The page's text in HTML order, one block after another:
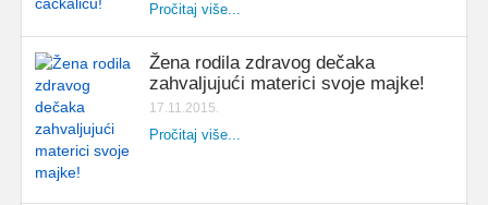
Pročitaj više...
Žena rodila zdravog dečaka
zahvaljujući materici svoje majke!
17.11.2015.
Pročitaj više...